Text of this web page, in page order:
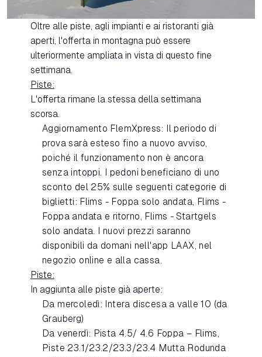
Oltre alle piste, agli impianti e ai ristoranti già
aperti, l'offerta in montagna può essere
ulteriormente ampliata in vista di questo fine
settimana.
Piste:
L'offerta rimane la stessa della settimana
scorsa.
Aggiornamento FlemXpress: Il periodo di
prova sarà esteso fino a nuovo avviso,
poiché il funzionamento non è ancora
senza intoppi. I pedoni beneficiano di uno
sconto del 25% sulle seguenti categorie di
biglietti: Flims - Foppa solo andata, Flims -
Foppa andata e ritorno, Flims - Startgels
solo andata. I nuovi prezzi saranno
disponibili da domani nell'app LAAX, nel
negozio online e alla cassa.
Piste:
In aggiunta alle piste già aperte:
Da mercoledì: Intera discesa a valle 10 (da
Grauberg)
Da venerdì: Pista 4.5/ 4.6 Foppa – Flims,
Piste 23.1/23.2/23.3/23.4 Mutta Rodunda